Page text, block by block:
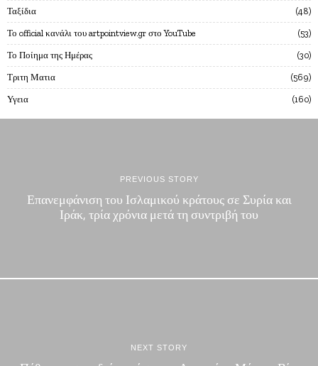
Ταξίδια 48
Το official κανάλι του artpointview.gr στο YouTube 53
Το Ποίημα της Ημέρας 30
Τριτη Ματια 569
Υγεια 160
PREVIOUS STORY
Επανεμφάνιση του Ισλαμικού κράτους σε Συρία και
Ιράκ, τρία χρόνια μετά τη συντριβή του
NEXT STORY